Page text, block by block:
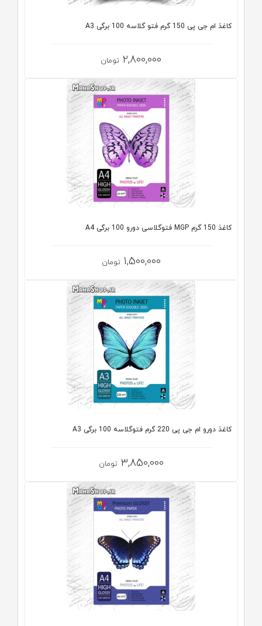
کاغذ ام جی پی 150 گرم فتو گلاسه 100 برگی A3
2,800,000 تومان
کاغذ 150 گرم MGP فتوگلاسی دورو 100 برگی A4
1,500,000 تومان
کاغذ دورو ام جی پی 220 گرم فتوگلاسه 100 برگی A3
3,850,000 تومان